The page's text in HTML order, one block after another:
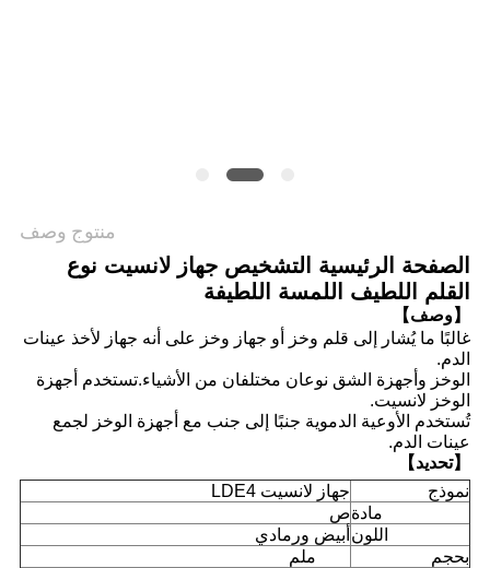
منتوج وصف
الصفحة الرئيسية التشخيص جهاز لانسيت نوع
القلم اللطيف اللمسة اللطيفة
【وصف】
غالبًا ما يُشار إلى قلم وخز أو جهاز وخز على أنه جهاز لأخذ عينات
الدم.
الوخز وأجهزة الشق نوعان مختلفان من الأشياء.تستخدم أجهزة
الوخز لانسيت.
تُستخدم الأوعية الدموية جنبًا إلى جنب مع أجهزة الوخز لجمع
عينات الدم.
【تحديد】
نموذج
جهاز لانسيت LDE4
مادةص
اللون أبيض ورمادي
بحجم